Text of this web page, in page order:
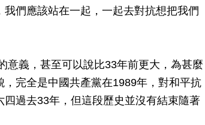
們應該站在一起，一起去對抗想把我們
意義，甚至可以說比33年前更大，為甚麼
完全是中國共產黨在1989年，對和平抗
過去33年，但這段歷史並沒有結束隨著